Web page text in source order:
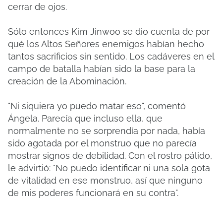
cerrar de ojos.
Sólo entonces Kim Jinwoo se dio cuenta de por
qué los Altos Señores enemigos habían hecho
tantos sacrificios sin sentido. Los cadáveres en el
campo de batalla habían sido la base para la
creación de la Abominación.
"Ni siquiera yo puedo matar eso", comentó
Ángela. Parecía que incluso ella, que
normalmente no se sorprendía por nada, había
sido agotada por el monstruo que no parecía
mostrar signos de debilidad. Con el rostro pálido,
le advirtió: "No puedo identificar ni una sola gota
de vitalidad en ese monstruo, así que ninguno
de mis poderes funcionará en su contra".